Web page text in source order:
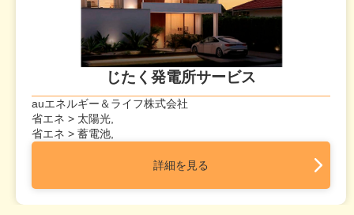
じたく発電所サービス
auエネルギー＆ライフ株式会社
省エネ > 太陽光,
省エネ > 蓄電池,
詳細を見る